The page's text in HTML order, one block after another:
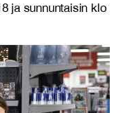
ja sunnuntaisin klo